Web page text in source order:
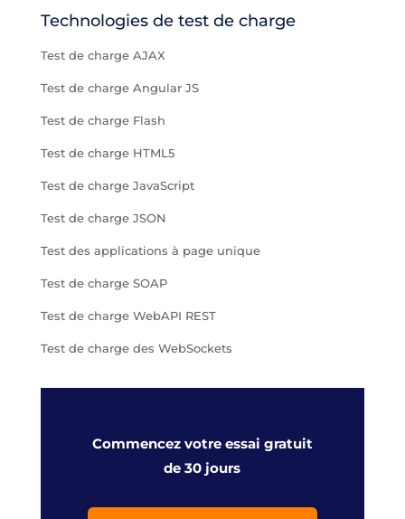
Technologies de test de charge
Test de charge AJAX
Test de charge Angular JS
Test de charge Flash
Test de charge HTML5
Test de charge JavaScript
Test de charge JSON
Test des applications à page unique
Test de charge SOAP
Test de charge WebAPI REST
Test de charge des WebSockets
Commencez votre essai gratuit
de 30 jours